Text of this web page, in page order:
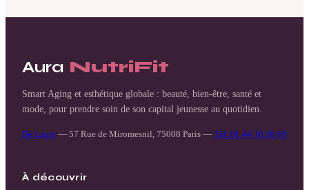
Aura NutriFit
Smart Aging et esthétique globale : beauté, bien-être, santé et
mode, pour prendre soin de son capital jeunesse au quotidien.
De Lauré — 57 Rue de Miromesnil, 75008 Paris — Tél. 01 44 18 38 69
À découvrir